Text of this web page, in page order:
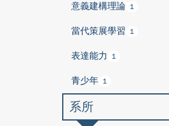
意義建構理論 1
當代策展學習 1
表達能⼒ 1
青少年 1
系所